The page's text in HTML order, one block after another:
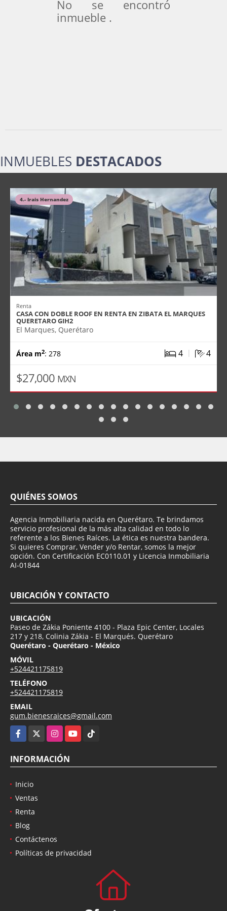
No se encontró
inmueble .
INMUEBLES DESTACADOS
4.- Irais Hernandez
Renta
CASA CON DOBLE ROOF EN RENTA EN ZIBATA EL MARQUES
QUERETARO GIH2
El Marques, Querétaro
Área m2: 278 4 | 4
$27,000 MXN
QUIÉNES SOMOS
Agencia Inmobiliaria nacida en Querétaro. Te brindamos
servicio profesional de la más alta calidad en todo lo
referente a los Bienes Raíces. La ética es nuestra bandera.
Si quieres Comprar, Vender y/o Rentar, somos la mejor
opción. Con Certificación EC0110.01 y Licencia Inmobiliaria
AI-01844
UBICACIÓN Y CONTACTO
UBICACIÓN
Paseo de Zákia Poniente 4100 - Plaza Epic Center, Locales
217 y 218, Colinia Zákia - El Marqués. Querétaro
Querétaro - Querétaro - México
MÓVIL
+524421175819
TELÉFONO
+524421175819
EMAIL
gum.bienesraices@gmail.com
Facebook
InstagramYouTubeTikTok
INFORMACIÓN
Inicio
Ventas
Renta
Blog
Contáctenos
Políticas de privacidad